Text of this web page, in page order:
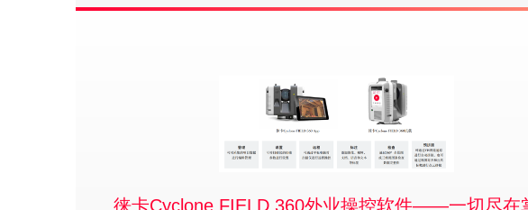
徕卡Cyclone FIELD 360外业操控软件——一切尽在